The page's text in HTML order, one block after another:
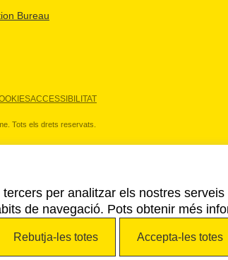
Bureau
ACCESSIBILITAT
Tots els drets reservats.
per analitzar els nostres
de navegació. Pots obtenir més
Rebutja-les totes Accepta-les totes